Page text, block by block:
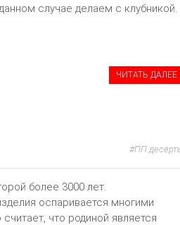
случае делаем с клубникой.
ЧИТАТЬ ДАЛЕЕ
ПП
более 3000 лет.
оспаривается многими
что родиной является